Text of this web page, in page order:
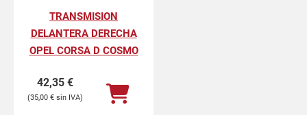
TRANSMISION
DELANTERA DERECHA
OPEL CORSA D COSMO
42,35 €
35,00 €